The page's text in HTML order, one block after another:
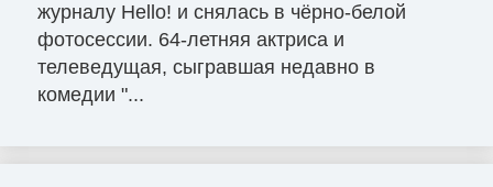
журналу Hello! и снялась в чёрно-белой
фотосессии. 64-летняя актриса и
телеведущая, сыгравшая недавно в
комедии "...